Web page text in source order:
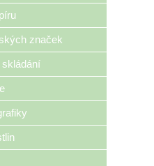
značek
skládání